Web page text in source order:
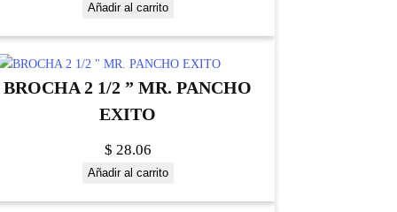
Añadir al carrito
BROCHA 2 1/2 ” MR. PANCHO
EXITO
$ 28.06
Añadir al carrito